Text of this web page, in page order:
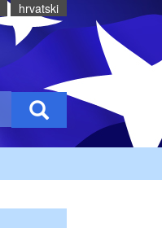
hrvatski